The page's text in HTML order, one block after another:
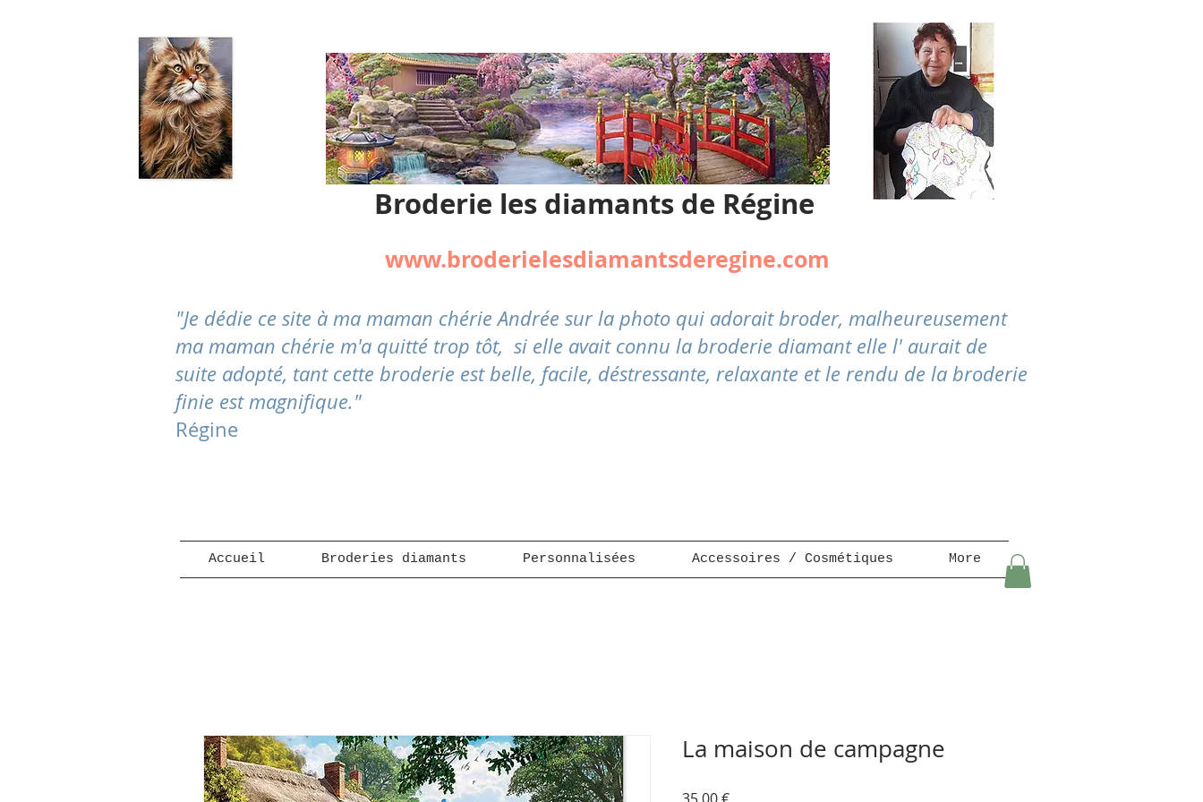
Broderie les diamants de Régine
www.broderielesdiamantsderegine.com
"Je dédie ce site à ma maman chérie Andrée sur la photo qui adorait broder, malheureusement
ma maman chérie m'a quitté trop tôt, si elle avait connu la broderie diamant elle l' aurait de
suite adopté, tant cette broderie est belle, facile, déstressante, relaxante et le rendu de la broderie
finie est magnifique."
Régine
Accueil Broderies diamants Personnalisées Accessoires / Cosmétiques More
La maison de campagne
Prix